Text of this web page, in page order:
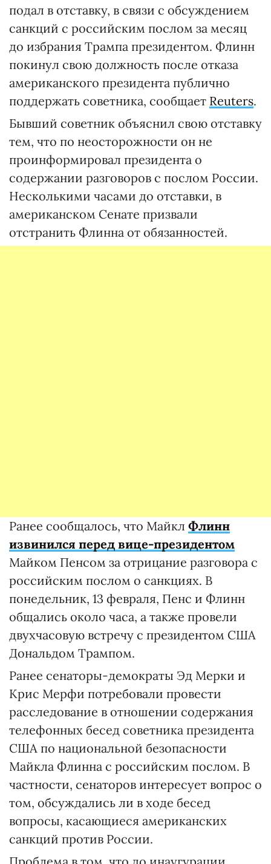
подал в отставку, в связи с обсуждением
санкций с российским послом за месяц
до избрания Трампа президентом. Флинн
покинул свою должность после отказа
американского президента публично
поддержать советника, сообщает Reuters.
Бывший советник объяснил свою отставку
тем, что по неосторожности он не
проинформировал президента о
содержании разговоров с послом России.
Несколькими часами до отставки, в
американском Сенате призвали
отстранить Флинна от обязанностей.
Ранее сообщалось, что Майкл Флинн
извинился перед вице-президентом
Майком Пенсом за отрицание разговора с
российским послом о санкциях. В
понедельник, 13 февраля, Пенс и Флинн
общались около часа, а также провели
двухчасовую встречу с президентом США
Дональдом Трампом.
Ранее сенаторы-демократы Эд Мерки и
Крис Мерфи потребовали провести
расследование в отношении содержания
телефонных бесед советника президента
США по национальной безопасности
Майкла Флинна с российским послом. В
частности, сенаторов интересует вопрос о
том, обсуждались ли в ходе бесед
вопросы, касающиеся американских
санкций против России.